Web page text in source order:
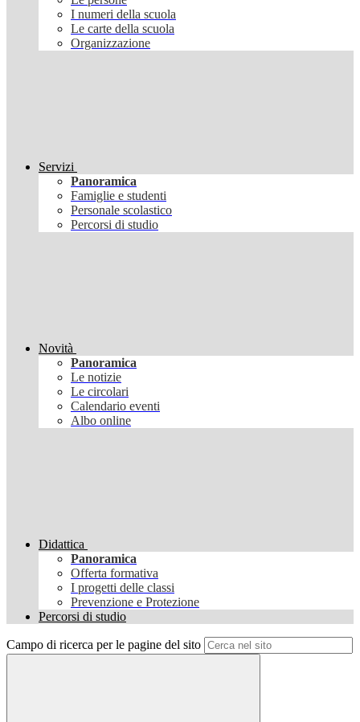
I numeri della scuola
Le carte della scuola
Organizzazione
Servizi
Panoramica
Famiglie e studenti
Personale scolastico
Percorsi di studio
Novità
Panoramica
Le notizie
Le circolari
Calendario eventi
Albo online
Didattica
Panoramica
Offerta formativa
I progetti delle classi
Prevenzione e Protezione
Percorsi di studio
Campo di ricerca per le pagine del sito